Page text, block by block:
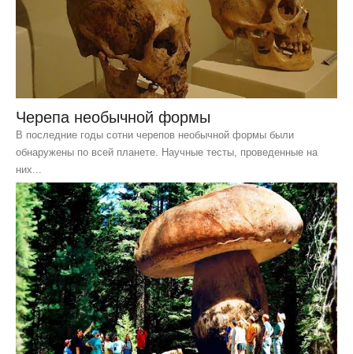
Черепа необычной формы
В последние годы сотни черепов необычной формы были
обнаружены по всей планете. Научные тесты, проведенные на
них...